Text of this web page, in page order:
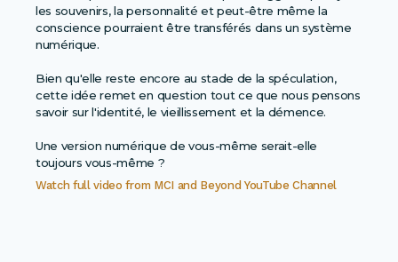
les souvenirs, la personnalité et peut-être même la
conscience pourraient être transférés dans un système
numérique.
Bien qu'elle reste encore au stade de la spéculation,
cette idée remet en question tout ce que nous pensons
savoir sur l'identité, le vieillissement et la démence.
Une version numérique de vous-même serait-elle
toujours vous-même ?
Watch full video from MCI and Beyond YouTube Channel